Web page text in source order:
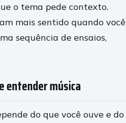
o tema pede contexto.
mais sentido quando você
sequência de ensaios,
entender música
do que você ouve e do